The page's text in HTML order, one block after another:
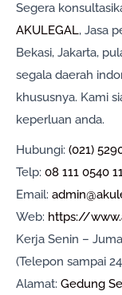
Segera
AKULEGAL, Jasa
Bekasi, Jakarta,
segala daerah
khususnya. Kami
keperluan anda.
Hubungi: (021)
Telp: 08 111 0540
Email:
Web: https://
Kerja Senin –
(Telepon sampai
Alamat: Gedung